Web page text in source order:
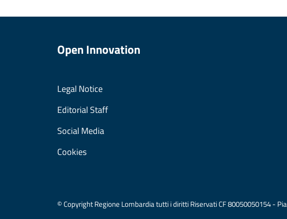
Open Innovation
Legal Notice
Editorial Staff
Social Media
Cookies
© Copyright Regione Lombardia tutti i diritti Riservati CF 80050050154 -